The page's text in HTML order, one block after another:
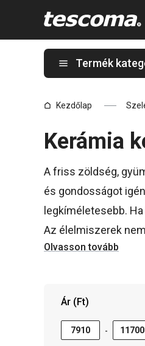
Termék
Kezdőlap
Kerámia
A friss zöldség,
és gondosságot
legkíméletesebb.
Az élelmiszerek
maradnak. A
szükséges
Olvasson tovább
Ár (Ft)
-